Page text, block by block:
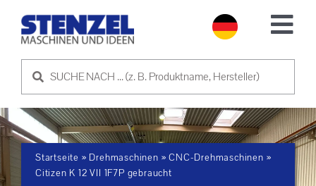
GEBRAUCHTMASCHINEN
MASCHINE VERKAUFEN
SERVICE
Startseite » Drehmaschinen »CNC-Drehmaschinen »
Citizen K 12 VII 1F7P gebraucht